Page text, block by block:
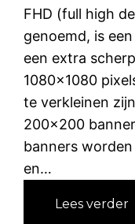
FHD (full high
genoemd, is
een extra
1080×1080
te verkleinen
200×200
banners
en…
Lees verder: